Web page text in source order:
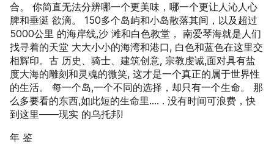
合。 你简直无法分辨哪一个更美味，哪一个更让人沁人心
脾和垂涎 欲滴。 150多个岛屿和小岛散落其间，以及超过
5000公里 的海岸线,沙 滩和白色教堂， 南爱琴海就是人们
找寻着的天堂 大大小小的海湾和港口, 白色和蓝色在这里交
相辉印。古 历史、骑士、建筑创意, 宗教虔诚,面对具有盐
度大海的雕刻和灵魂的微笑, 这才是一个真正的属于世界性
的生活。 每一个岛,一个不同的选择，却只有一个生命。 那
么多要看的东西,如此短的生命里…. . 没有时间可浪费，快
到这里——现实 的乌托邦!
年 鉴